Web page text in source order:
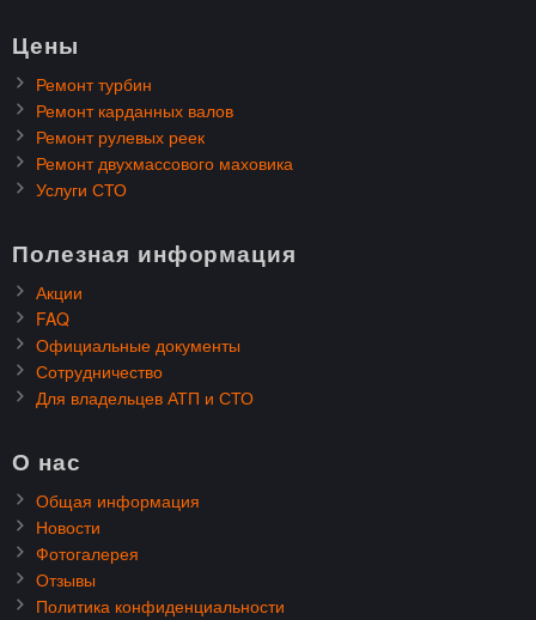
Цены
Ремонт турбин
Ремонт карданных валов
Ремонт рулевых реек
Ремонт двухмассового маховика
Услуги СТО
Полезная информация
Акции
FAQ
Официальные документы
Сотрудничество
Для владельцев АТП и СТО
О нас
Общая информация
Новости
Фотогалерея
Отзывы
Политика конфиденциальности